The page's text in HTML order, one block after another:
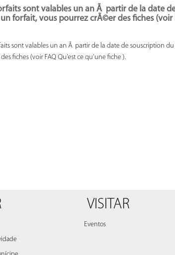
sont valables un an Ã partir de la date
forfait, vous pourrez crÃ©er des fiches (voir
sont valables un an Ã partir de la date de souscription
fiches (voir FAQ Qu’est ce qu’une fiche ).
VISITAR
Eventos